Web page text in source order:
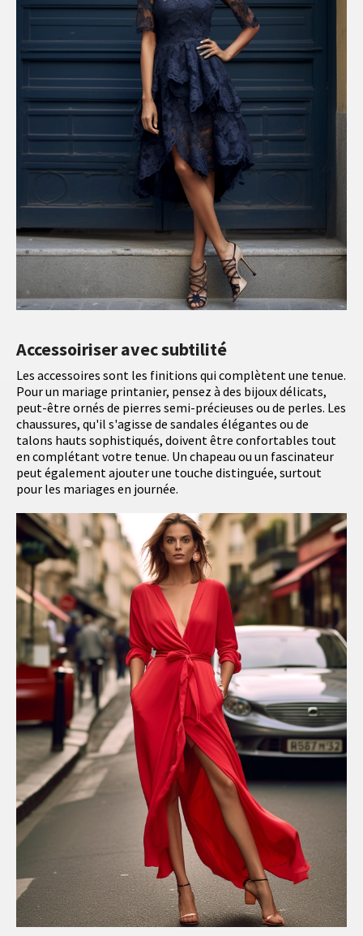
Accessoiriser avec subtilité
Les accessoires sont les finitions qui complètent une tenue.
Pour un mariage printanier, pensez à des bijoux délicats,
peut-être ornés de pierres semi-précieuses ou de perles. Les
chaussures, qu'il s'agisse de sandales élégantes ou de
talons hauts sophistiqués, doivent être confortables tout
en complétant votre tenue. Un chapeau ou un fascinateur
peut également ajouter une touche distinguée, surtout
pour les mariages en journée.